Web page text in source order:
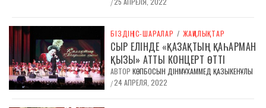
/
БІЗДІҢ ІС-ШАРАЛАР / ЖАҢАЛЫҚТАР
СЫР ЕЛІНДЕ «ҚАЗАҚТЫҢ ҚАҺАРМАН
ҚЫЗЫ» АТТЫ КОНЦЕРТ ӨТТІ
АВТОР КӨПБОСЫН ДІНМҰХАММЕД ҚАЗЫКЕНҰЛЫ
/24 АПРЕЛЯ, 2022